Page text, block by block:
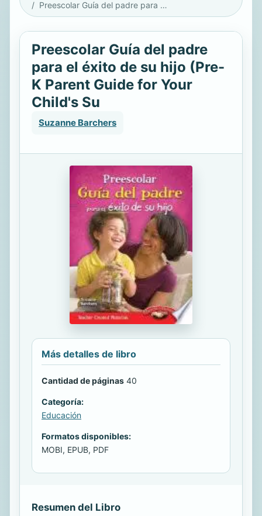
Preescolar Guía del padre para el éxito de su hijo (Pre-K Parent Guide for Your Child's Su
Preescolar Guía del padre
para el éxito de su hijo (Pre-
K Parent Guide for Your
Child's Su
Suzanne Barchers
Más detalles de libro
Cantidad de páginas 40
Categoría:
Educación
Formatos disponibles:
MOBI, EPUB, PDF
Resumen del Libro